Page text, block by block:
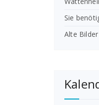
Sie
Alte